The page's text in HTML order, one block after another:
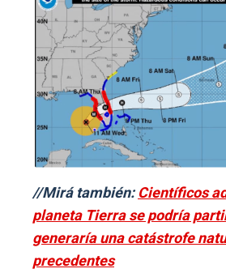
//Mirá también:Científicos
planeta Tierra se podría
generaría una catástrofe
precedentes